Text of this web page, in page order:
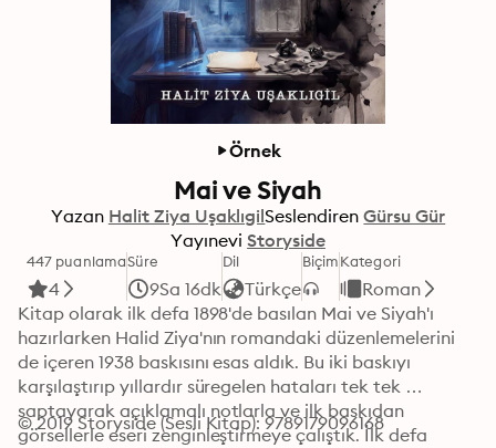
Örnek
Mai ve Siyah
Yazan Halit Ziya UşaklıgilSeslendiren Gürsu Gür
Yayınevi Storyside
447 puanlama
4
Süre
9Sa 16dk
Dil
Türkçe
BiçimKategori
Roman
Kitap olarak ilk defa 1898'de basılan Mai ve Siyah'ı
hazırlarken Halid Ziya'nın romandaki düzenlemelerini
de içeren 1938 baskısını esas aldık. Bu iki baskıyı
karşılaştırıp yıllardır süregelen hataları tek tek
saptayarak açıklamalı notlarla ve ilk baskıdan
görsellerle eseri zenginleştirmeye çalıştık. İlk defa
© 2019 Storyside (Sesli Kitap): 9789179096168